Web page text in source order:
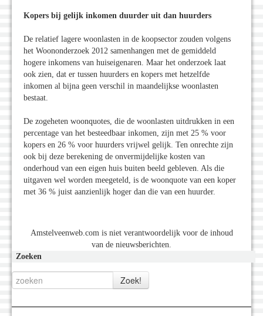
Kopers bij gelijk inkomen duurder uit dan huurders
De relatief lagere woonlasten in de koopsector zouden volgens
het Woononderzoek 2012 samenhangen met de gemiddeld
hogere inkomens van huiseigenaren. Maar het onderzoek laat
ook zien, dat er tussen huurders en kopers met hetzelfde
inkomen al bijna geen verschil in maandelijkse woonlasten
bestaat.
De zogeheten woonquotes, die de woonlasten uitdrukken in een
percentage van het besteedbaar inkomen, zijn met 25 % voor
kopers en 26 % voor huurders vrijwel gelijk. Ten onrechte zijn
ook bij deze berekening de onvermijdelijke kosten van
onderhoud van een eigen huis buiten beeld gebleven. Als die
uitgaven wel worden meegeteld, is de woonquote van een koper
met 36 % juist aanzienlijk hoger dan die van een huurder.
Amstelveenweb.com is niet verantwoordelijk voor de inhoud
van de nieuwsberichten.
Zoeken